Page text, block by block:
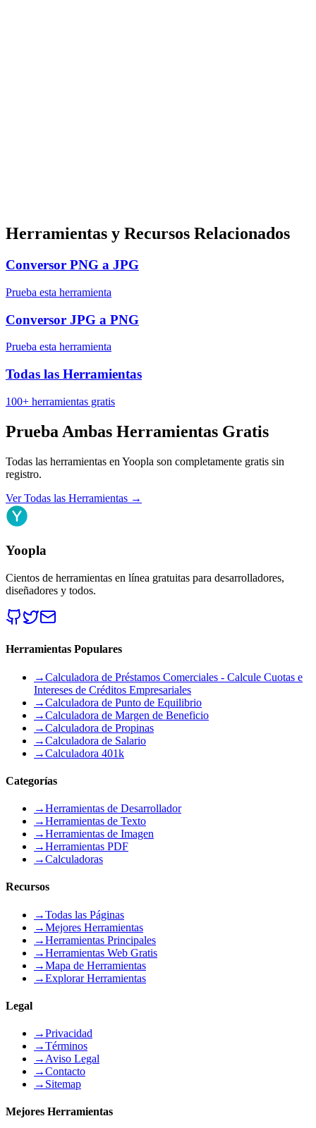
Herramientas y Recursos Relacionados
Conversor PNG a JPG
Prueba esta herramienta
Conversor JPG a PNG
Prueba esta herramienta
Todas las Herramientas
100+ herramientas gratis
Prueba Ambas Herramientas Gratis
Todas las herramientas en Yoopla son completamente gratis sin
registro.
Ver Todas las Herramientas →
Yoopla
Cientos de herramientas en línea gratuitas para desarrolladores,
diseñadores y todos.
Herramientas Populares
→Calculadora de Préstamos Comerciales - Calcule Cuotas e
Intereses de Créditos Empresariales
→Calculadora de Punto de Equilibrio
→Calculadora de Margen de Beneficio
→Calculadora de Propinas
→Calculadora de Salario
→Calculadora 401k
Categorías
→Herramientas de Desarrollador
→Herramientas de Texto
→Herramientas de Imagen
→Herramientas PDF
→Calculadoras
Recursos
→Todas las Páginas
→Mejores Herramientas
→Herramientas Principales
→Herramientas Web Gratis
→Mapa de Herramientas
→Explorar Herramientas
Legal
→Privacidad
→Términos
→ Aviso Legal
→Contacto
→ Sitemap
Mejores Herramientas